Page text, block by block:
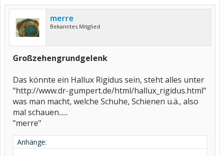
merre
Bekanntes Mitglied
Großzehengrundgelenk
Das könnte ein Hallux Rigidus sein, steht alles unter
"http://www.dr-gumpert.de/html/hallux_rigidus.html"
was man macht, welche Schuhe, Schienen u.ä., also
mal schauen......
"merre"
Anhänge: